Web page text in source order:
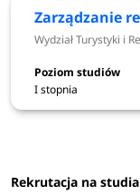
Wychowanie
Zarządzanie
dowiedz się więcej
Zarządzanie
Wydział Turystyki i
I stopnia
Rekrutacja na